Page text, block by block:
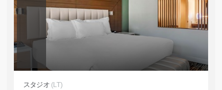
スタジオ (LT)